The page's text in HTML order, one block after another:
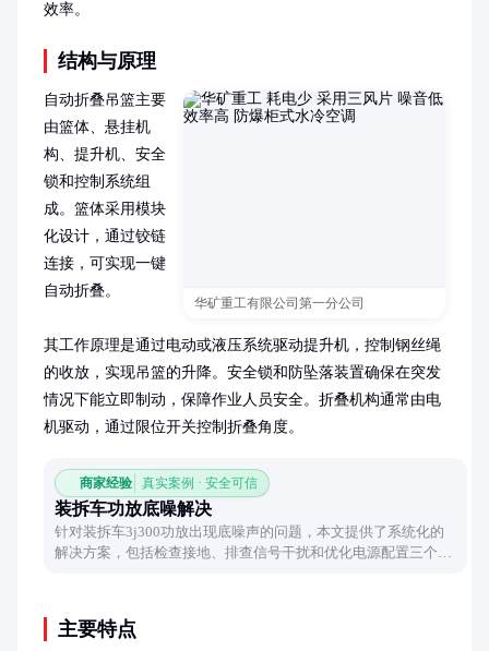
效率。
结构与原理
华矿重工有限公司第一分公司
自动折叠吊篮主要
由篮体、悬挂机
构、提升机、安全
锁和控制系统组
成。篮体采用模块
化设计，通过铰链
连接，可实现一键
自动折叠。
其工作原理是通过电动或液压系统驱动提升机，控制钢丝绳
的收放，实现吊篮的升降。安全锁和防坠落装置确保在突发
情况下能立即制动，保障作业人员安全。折叠机构通常由电
机驱动，通过限位开关控制折叠角度。
商家经验 真实案例 · 安全可信
装拆车功放底噪解决
针对装拆车3j300功放出现底噪声的问题，本文提供了系统化的
解决方案，包括检查接地、排查信号干扰和优化电源配置三个关
主要特点